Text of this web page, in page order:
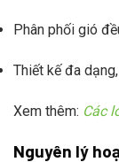
Phân phối gió
Thiết kế đa
Xem thêm: Các
Nguyên lý